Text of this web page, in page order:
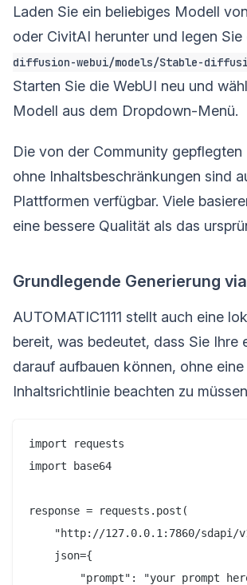
Laden Sie ein beliebiges Modell von
oder CivitAI herunter und legen Sie
diffusion-webui/models/Stable-
Starten Sie die WebUI neu und
Modell aus dem Dropdown-Menü.
Die von der Community gepflegten
ohne Inhaltsbeschränkungen sind
Plattformen verfügbar. Viele
eine bessere Qualität als das
Grundlegende Generierung
AUTOMATIC1111 stellt auch eine
bereit, was bedeutet, dass Sie Ihre
darauf aufbauen können, ohne eine
Inhaltsrichtlinie beachten zu
import requests
import base64
response = requests.post(
"http://127.0.0.1:7860/sdapi/
    json={
"prompt": "your prompt